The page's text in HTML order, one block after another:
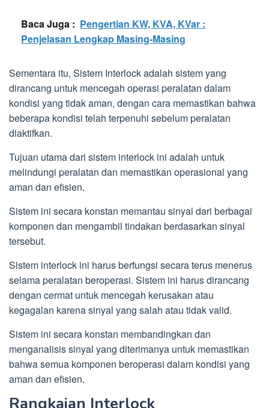
Baca Juga : Pengertian KW, KVA, KVar :
Penjelasan Lengkap Masing-Masing
Sementara itu, Sistem Interlock adalah sistem yang
dirancang untuk mencegah operasi peralatan dalam
kondisi yang tidak aman, dengan cara memastikan bahwa
beberapa kondisi telah terpenuhi sebelum peralatan
diaktifkan.
Tujuan utama dari sistem interlock ini adalah untuk
melindungi peralatan dan memastikan operasional yang
aman dan efisien.
Sistem ini secara konstan memantau sinyal dari berbagai
komponen dan mengambil tindakan berdasarkan sinyal
tersebut.
Sistem interlock ini harus berfungsi secara terus menerus
selama peralatan beroperasi. Sistem ini harus dirancang
dengan cermat untuk mencegah kerusakan atau
kegagalan karena sinyal yang salah atau tidak valid.
Sistem ini secara konstan membandingkan dan
menganalisis sinyal yang diterimanya untuk memastikan
bahwa semua komponen beroperasi dalam kondisi yang
aman dan efisien.
Rangkaian Interlock